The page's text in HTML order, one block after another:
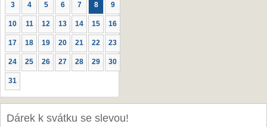
3 4 5 6 7 8 9
10 11 12 13 14 15 16
17 18 19 20 21 22 23
24 25 26 27 28 29 30
31
Dárek k svátku se slevou!